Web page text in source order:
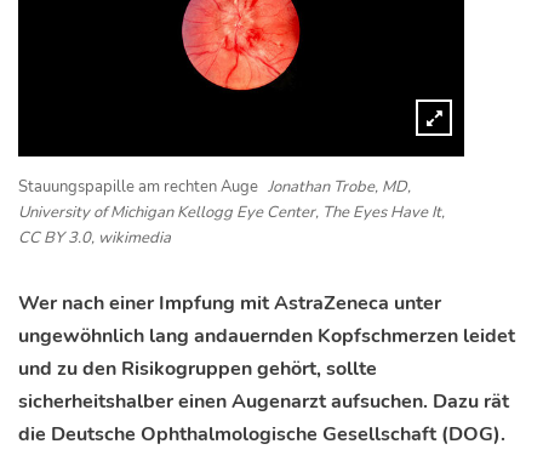
Stauungspapille am rechten Auge Jonathan Trobe, MD,
University of Michigan Kellogg Eye Center, The Eyes Have It,
CC BY 3.0, wikimedia
Wer nach einer Impfung mit AstraZeneca unter
ungewöhnlich lang andauernden Kopfschmerzen leidet
und zu den Risikogruppen gehört, sollte
sicherheitshalber einen Augenarzt aufsuchen. Dazu rät
die Deutsche Ophthalmologische Gesellschaft (DOG).